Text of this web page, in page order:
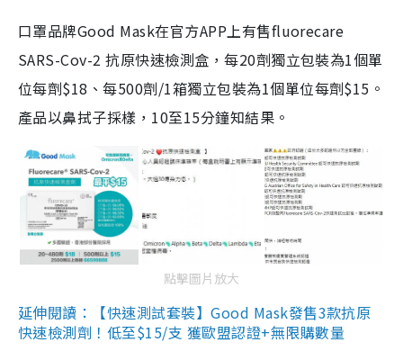
口罩品牌Good Mask在官方APP上有售fluorecare
SARS-Cov-2 抗原快速檢測盒，每20劑獨立包裝為1個單
位每劑$18、每500劑/1箱獨立包裝為1個單位每劑$15。
產品以鼻拭子採樣，10至15分鐘知結果。
點擊圖片放大
延伸閱讀：【快速測試套裝】Good Mask發售3款抗原
快速檢測劑！低至$15/支 獲歐盟認證+無限購數量